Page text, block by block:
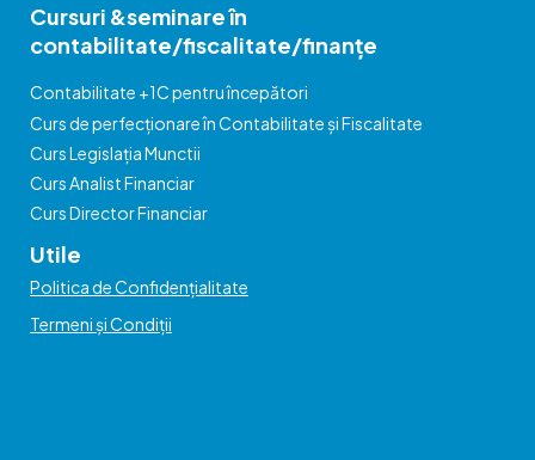
Cursuri &seminare în
contabilitate/fiscalitate/finanțe
Contabilitate +1C pentru începători
Curs de perfecționare în Contabilitate și Fiscalitate
Curs Legislația Munctii
Curs Analist Financiar
Curs Director Financiar
Utile
Politica de Confidențialitate
Termeni și Condiții